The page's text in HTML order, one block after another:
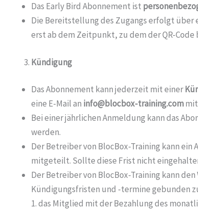
Das Early Bird Abonnement ist
Die Bereitstellung des Zugangs erfolgt über
erst ab dem Zeitpunkt, zu dem der QR-
Kündigung
Das Abonnement kann jederzeit mit einer
eine E-Mail an info@blocbox-training.com
Bei einer jährlichen Anmeldung kann das
werden.
Der Betreiber von BlocBox-Training kann
mitgeteilt. Sollte diese Frist nicht
Der Betreiber von BlocBox-Training kann
Kündigungsfristen und -termine gebunden
1. das Mitglied mit der Bezahlung des